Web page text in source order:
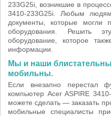
233G25i, возникшие в
3410-233G25i. Любым
документы, которые могли
оборудования. Решить
оборудование, которое
информации.
Мы и наши
мобильны.
Если внезапно перестал
компьютер Acer ASPIRE
можете сделать — заказать
мобильные специалисты